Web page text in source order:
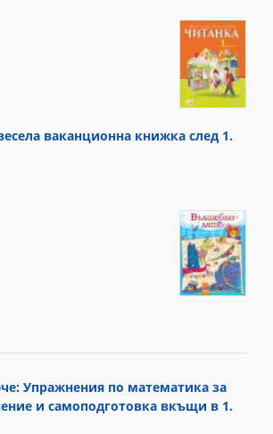
ваканционна книжка след 1.
Упражнения по математика за
и самоподготовка вкъщи в 1.